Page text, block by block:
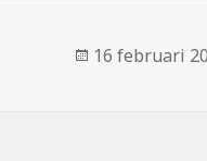
Geplaatst
16 februari